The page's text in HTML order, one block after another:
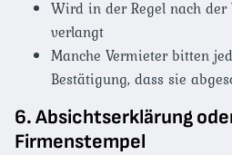
Wird in der Regel nach der
verlangt
Manche Vermieter bitten
Bestätigung, dass sie
6. Absichtserklärung
Firmenstempel